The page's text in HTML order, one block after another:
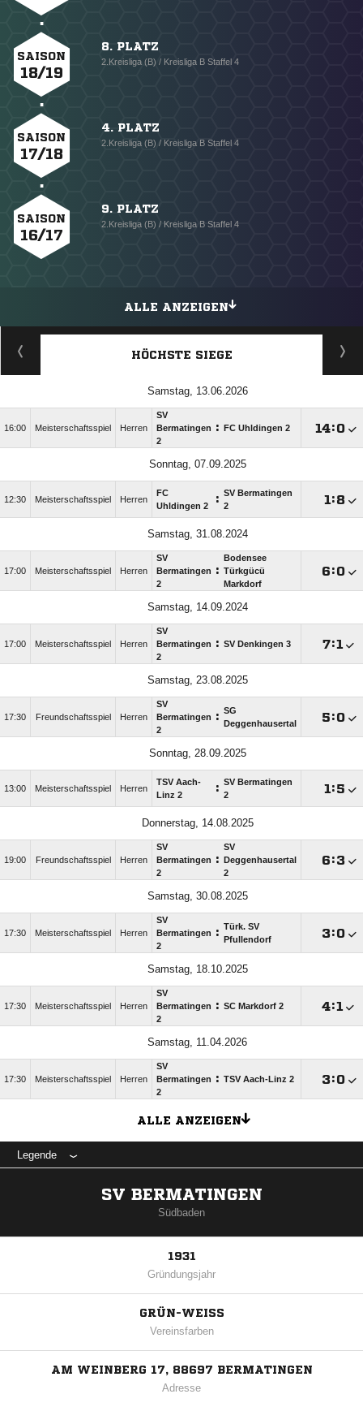
SAISON
18/19
8. PLATZ
2.Kreisliga (B) / Kreisliga B Staffel 4
SAISON
17/18
4. PLATZ
2.Kreisliga (B) / Kreisliga B Staffel 4
SAISON
16/17
9. PLATZ
2.Kreisliga (B) / Kreisliga B Staffel 4
ALLE ANZEIGEN
HÖCHSTE SIEGE
Samstag, 13.06.2026
16:00 Meisterschaftsspiel Herren
SV
Bermatingen
2
: FC Uhldingen 2 :
Sonntag, 07.09.2025
12:30 Meisterschaftsspiel Herren
FC
Uhldingen 2
: SV Bermatingen
2
:
Samstag, 31.08.2024
17:00 Meisterschaftsspiel Herren
SV
Bermatingen
2
:
Bodensee
Türkgücü
Markdorf
:
Samstag, 14.09.2024
17:00 Meisterschaftsspiel Herren
SV
Bermatingen
2
: SV Denkingen 3 :
Samstag, 23.08.2025
17:30 Freundschaftsspiel Herren
SV
Bermatingen
2
: SG
Deggenhausertal
:
Sonntag, 28.09.2025
13:00 Meisterschaftsspiel Herren
TSV Aach-
Linz 2
: SV Bermatingen
2
:
Donnerstag, 14.08.2025
19:00 Freundschaftsspiel Herren
SV
Bermatingen
2
:
SV
Deggenhausertal
2
:
Samstag, 30.08.2025
17:30 Meisterschaftsspiel Herren
SV
Bermatingen
2
: Türk. SV
Pfullendorf
:
Samstag, 18.10.2025
17:30 Meisterschaftsspiel Herren
SV
Bermatingen
2
: SC Markdorf 2 :
Samstag, 11.04.2026
17:30 Meisterschaftsspiel Herren
SV
Bermatingen
2
: TSV Aach-Linz 2 :
ALLE ANZEIGEN
Legende
SV BERMATINGEN
Südbaden
1931
Gründungsjahr
GRÜN-WEISS
Vereinsfarben
AM WEINBERG 17, 88697 BERMATINGEN
Adresse